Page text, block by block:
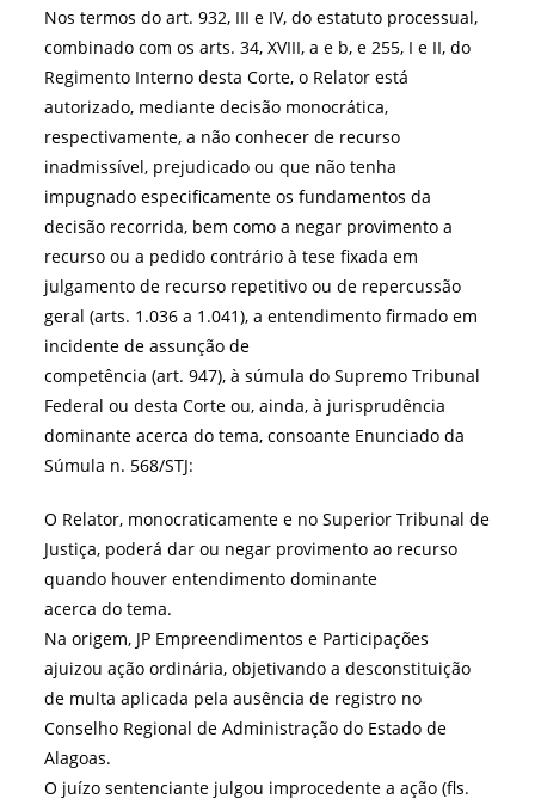
Nos termos do art. 932, III e IV, do estatuto processual,
combinado com os arts. 34, XVIII, a e b, e 255, I e II, do
Regimento Interno desta Corte, o Relator está
autorizado, mediante decisão monocrática,
respectivamente, a não conhecer de recurso
inadmissível, prejudicado ou que não tenha
impugnado especificamente os fundamentos da
decisão recorrida, bem como a negar provimento a
recurso ou a pedido contrário à tese fixada em
julgamento de recurso repetitivo ou de repercussão
geral (arts. 1.036 a 1.041), a entendimento firmado em
incidente de assunção de
competência (art. 947), à súmula do Supremo Tribunal
Federal ou desta Corte ou, ainda, à jurisprudência
dominante acerca do tema, consoante Enunciado da
Súmula n. 568/STJ:
O Relator, monocraticamente e no Superior Tribunal de
Justiça, poderá dar ou negar provimento ao recurso
quando houver entendimento dominante
acerca do tema.
Na origem, JP Empreendimentos e Participações
ajuizou ação ordinária, objetivando a desconstituição
de multa aplicada pela ausência de registro no
Conselho Regional de Administração do Estado de
Alagoas.
O juízo sentenciante julgou improcedente a ação (fls.